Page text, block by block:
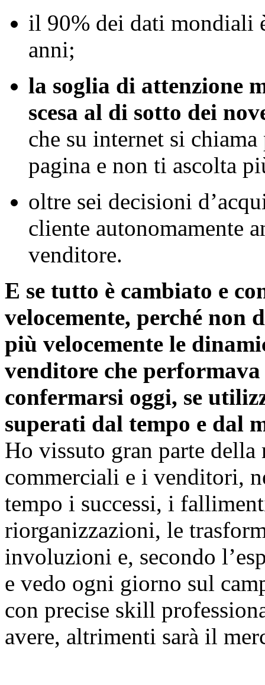
il 90% dei dati mondiali
anni;
la soglia di attenzione
scesa al di sotto dei
che su internet si
pagina e non ti ascolta
oltre sei decisioni
cliente autonomamente
venditore.
E se tutto è cambiato e
velocemente, perché non
più velocemente le
venditore che
confermarsi oggi, se
superati dal tempo e dal
Ho vissuto gran parte della
commerciali e i venditori,
tempo i successi, i
riorganizzazioni, le
involuzioni e, secondo
e vedo ogni giorno sul
con precise skill
avere, altrimenti sarà il